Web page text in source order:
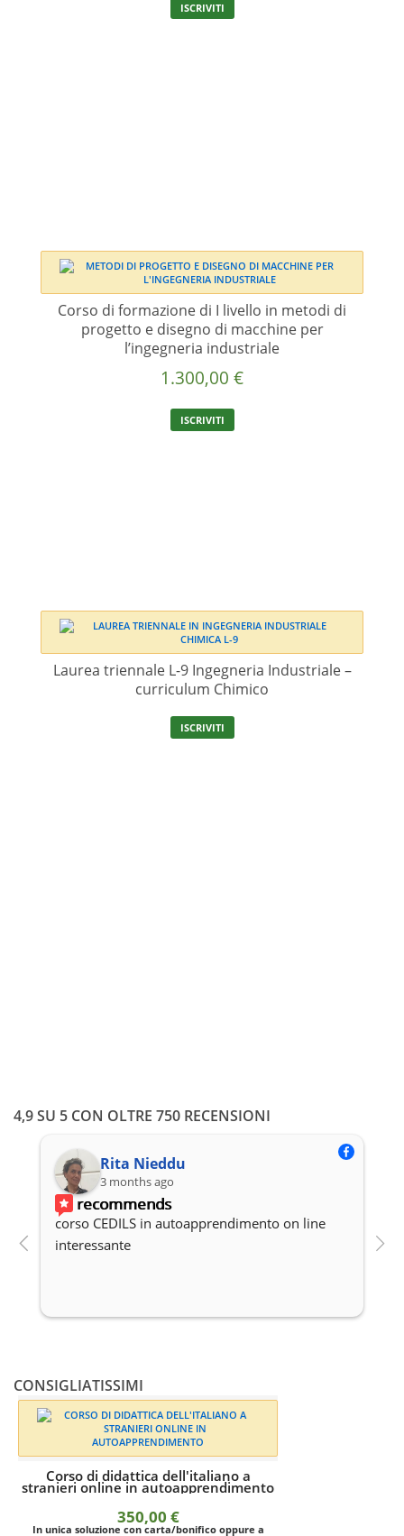
ISCRIVITI
Corso di formazione di I livello in metodi di
progetto e disegno di macchine per
l’ingegneria industriale
1.300,00 €
ISCRIVITI
Laurea triennale L-9 Ingegneria Industriale –
curriculum Chimico
ISCRIVITI
4,9 SU 5 CON OLTRE 750 RECENSIONI
Rita Nieddu
3 months ago
recommends
corso CEDILS in autoapprendimento on line
interessante
CONSIGLIATISSIMI